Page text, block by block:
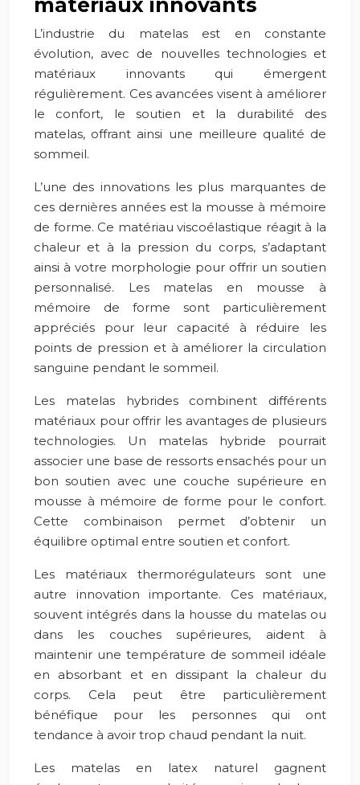
matériaux innovants
L’industrie du matelas est en constante
évolution, avec de nouvelles technologies et
matériaux innovants qui émergent
régulièrement. Ces avancées visent à améliorer
le confort, le soutien et la durabilité des
matelas, offrant ainsi une meilleure qualité de
sommeil.
L’une des innovations les plus marquantes de
ces dernières années est la mousse à mémoire
de forme. Ce matériau viscoélastique réagit à la
chaleur et à la pression du corps, s’adaptant
ainsi à votre morphologie pour offrir un soutien
personnalisé. Les matelas en mousse à
mémoire de forme sont particulièrement
appréciés pour leur capacité à réduire les
points de pression et à améliorer la circulation
sanguine pendant le sommeil.
Les matelas hybrides combinent différents
matériaux pour offrir les avantages de plusieurs
technologies. Un matelas hybride pourrait
associer une base de ressorts ensachés pour un
bon soutien avec une couche supérieure en
mousse à mémoire de forme pour le confort.
Cette combinaison permet d’obtenir un
équilibre optimal entre soutien et confort.
Les matériaux thermorégulateurs sont une
autre innovation importante. Ces matériaux,
souvent intégrés dans la housse du matelas ou
dans les couches supérieures, aident à
maintenir une température de sommeil idéale
en absorbant et en dissipant la chaleur du
corps. Cela peut être particulièrement
bénéfique pour les personnes qui ont
tendance à avoir trop chaud pendant la nuit.
Les matelas en latex naturel gagnent